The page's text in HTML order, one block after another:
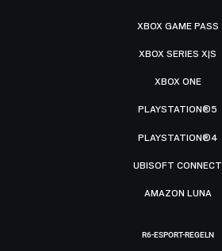
XBOX GAME PASS
XBOX SERIES X|S
XBOX ONE
PLAYSTATION®5
PLAYSTATION®4
UBISOFT CONNECT
AMAZON LUNA
R6-ESPORT-REGELN